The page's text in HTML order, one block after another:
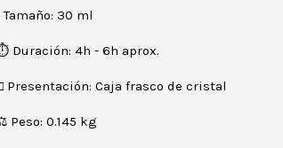
Tamaño: 30 ml
Duración: 4h - 6h aprox.
Presentación: Caja frasco de cristal
Peso: 0.145 kg